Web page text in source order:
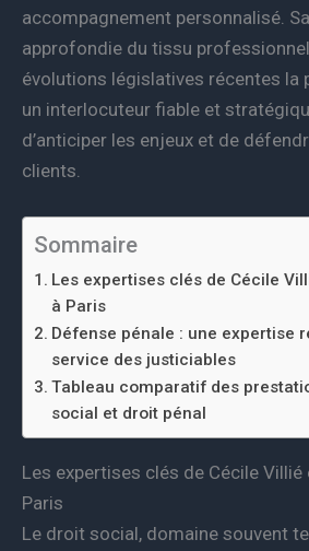
accompagnement personnalisé.
approfondie du tissu
évolutions législatives récentes la
un interlocuteur fiable et
d’anticiper les enjeux et de
clients.
Sommaire
Les expertises clés de Cécile
à Paris
Défense pénale : une expertise
service des justiciables
Tableau comparatif des
social et droit pénal
Les expertises clés de Cécile
Paris
Le droit social, domaine souvent